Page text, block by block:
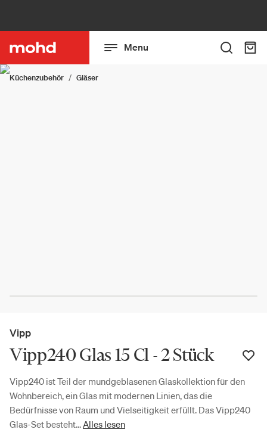
Menu
Küchenzubehör Gläser
Vipp
Vipp240 Glas 15 Cl - 2 Stück
Vipp240 ist Teil der mundgeblasenen Glaskollektion für den
Wohnbereich, ein Glas mit modernen Linien, das die
Bedürfnisse von Raum und Vielseitigkeit erfüllt. Das Vipp240
Glas-Set besteht...Alles lesen